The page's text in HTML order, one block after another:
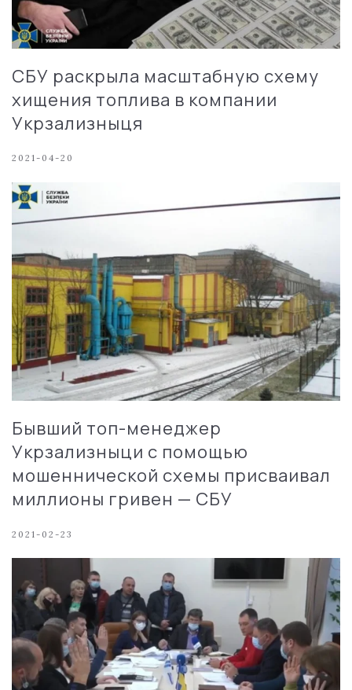
СБУ раскрыла масштабную схему
хищения топлива в компании
Укрзализныця
2021-04-20
Бывший топ-менеджер
Укрзализныци с помощью
мошеннической схемы присваивал
миллионы гривен — СБУ
2021-02-23